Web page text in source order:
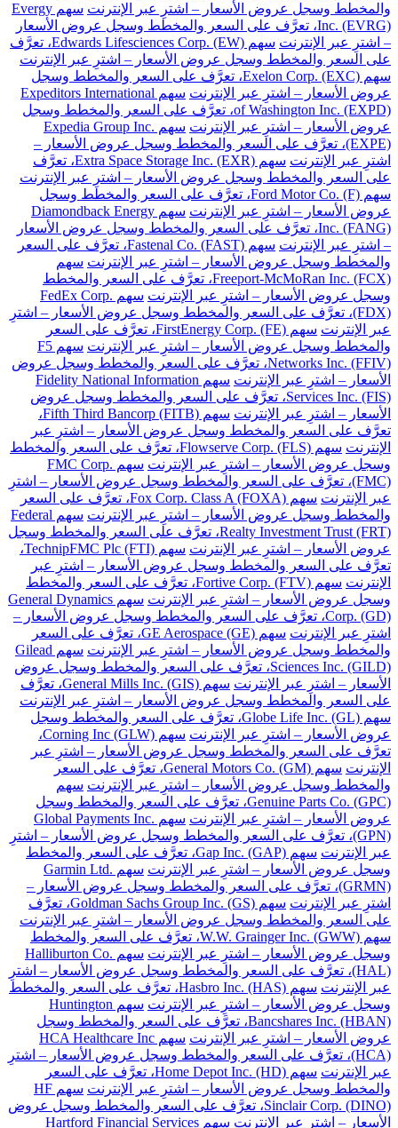
والمخطط وسجل عروض الأسعار – اشترِ عبر الإنترنت
سهم Evergy
Inc. (EVRG)، تعرَّف على السعر والمخطط وسجل عروض الأسعار
– اشترِ عبر الإنترنت
سهم Edwards Lifesciences Corp. (EW)، تعرَّف
على السعر والمخطط وسجل عروض الأسعار – اشترِ عبر الإنترنت
سهم Exelon Corp. (EXC)، تعرَّف على السعر والمخطط وسجل
عروض الأسعار – اشترِ عبر الإنترنت
سهم Expeditors International
of Washington Inc. (EXPD)، تعرَّف على السعر والمخطط وسجل
عروض الأسعار – اشترِ عبر الإنترنت
سهم Expedia Group Inc.
(EXPE)، تعرَّف على السعر والمخطط وسجل عروض الأسعار –
اشترِ عبر الإنترنت
سهم Extra Space Storage Inc. (EXR)، تعرَّف
على السعر والمخطط وسجل عروض الأسعار – اشترِ عبر الإنترنت
سهم Ford Motor Co. (F)، تعرَّف على السعر والمخطط وسجل
عروض الأسعار – اشترِ عبر الإنترنت
سهم Diamondback Energy
Inc. (FANG)، تعرَّف على السعر والمخطط وسجل عروض الأسعار
– اشترِ عبر الإنترنت
سهم Fastenal Co. (FAST)، تعرَّف على السعر
والمخطط وسجل عروض الأسعار – اشترِ عبر الإنترنت سهم
Freeport-McMoRan Inc. (FCX)، تعرَّف على السعر والمخطط
وسجل عروض الأسعار – اشترِ عبر الإنترنت
سهم FedEx Corp.
(FDX)، تعرَّف على السعر والمخطط وسجل عروض الأسعار – اشترِ
عبر الإنترنت
سهم FirstEnergy Corp. (FE)، تعرَّف على السعر
والمخطط وسجل عروض الأسعار – اشترِ عبر الإنترنت
سهم F5
Networks Inc. (FFIV)، تعرَّف على السعر والمخطط وسجل عروض
الأسعار – اشترِ عبر الإنترنت
سهم Fidelity National Information
Services Inc. (FIS)، تعرَّف على السعر والمخطط وسجل عروض
الأسعار – اشترِ عبر الإنترنت
سهم Fifth Third Bancorp (FITB)،
تعرَّف على السعر والمخطط وسجل عروض الأسعار – اشترِ عبر
الإنترنت
سهم Flowserve Corp. (FLS)، تعرَّف على السعر والمخطط
وسجل عروض الأسعار – اشترِ عبر الإنترنت
سهم FMC Corp.
(FMC)، تعرَّف على السعر والمخطط وسجل عروض الأسعار – اشترِ
عبر الإنترنت
سهم Fox Corp. Class A (FOXA)، تعرَّف على السعر
والمخطط وسجل عروض الأسعار – اشترِ عبر الإنترنت
سهم Federal
Realty Investment Trust (FRT)، تعرَّف على السعر والمخطط وسجل
عروض الأسعار – اشترِ عبر الإنترنت
سهم TechnipFMC Plc (FTI)،
تعرَّف على السعر والمخطط وسجل عروض الأسعار – اشترِ عبر
الإنترنت
سهم Fortive Corp. (FTV)، تعرَّف على السعر والمخطط
وسجل عروض الأسعار – اشترِ عبر الإنترنت
سهم General Dynamics
Corp. (GD)، تعرَّف على السعر والمخطط وسجل عروض الأسعار –
اشترِ عبر الإنترنت
سهم GE Aerospace (GE)، تعرَّف على السعر
والمخطط وسجل عروض الأسعار – اشترِ عبر الإنترنت
سهم Gilead
Sciences Inc. (GILD)، تعرَّف على السعر والمخطط وسجل عروض
الأسعار – اشترِ عبر الإنترنت
سهم General Mills Inc. (GIS)، تعرَّف
على السعر والمخطط وسجل عروض الأسعار – اشترِ عبر الإنترنت
سهم Globe Life Inc. (GL)، تعرَّف على السعر والمخطط وسجل
عروض الأسعار – اشترِ عبر الإنترنت
سهم Corning Inc (GLW)،
تعرَّف على السعر والمخطط وسجل عروض الأسعار – اشترِ عبر
الإنترنت
سهم General Motors Co. (GM)، تعرَّف على السعر
والمخطط وسجل عروض الأسعار – اشترِ عبر الإنترنت سهم
Genuine Parts Co. (GPC)، تعرَّف على السعر والمخطط وسجل
عروض الأسعار – اشترِ عبر الإنترنت
سهم Global Payments Inc.
(GPN)، تعرَّف على السعر والمخطط وسجل عروض الأسعار – اشترِ
عبر الإنترنت
سهم Gap Inc. (GAP)، تعرَّف على السعر والمخطط
وسجل عروض الأسعار – اشترِ عبر الإنترنت
سهم Garmin Ltd.
(GRMN)، تعرَّف على السعر والمخطط وسجل عروض الأسعار –
اشترِ عبر الإنترنت
سهم Goldman Sachs Group Inc. (GS)، تعرَّف
على السعر والمخطط وسجل عروض الأسعار – اشترِ عبر الإنترنت
سهم W.W. Grainger Inc. (GWW)، تعرَّف على السعر والمخطط
وسجل عروض الأسعار – اشترِ عبر الإنترنت
سهم Halliburton Co.
(HAL)، تعرَّف على السعر والمخطط وسجل عروض الأسعار – اشترِ
عبر الإنترنت
سهم Hasbro Inc. (HAS)، تعرَّف على السعر والمخطط
وسجل عروض الأسعار – اشترِ عبر الإنترنت
سهم Huntington
Bancshares Inc. (HBAN)، تعرَّف على السعر والمخطط وسجل
عروض الأسعار – اشترِ عبر الإنترنت
سهم HCA Healthcare Inc
(HCA)، تعرَّف على السعر والمخطط وسجل عروض الأسعار – اشترِ
عبر الإنترنت
سهم Home Depot Inc. (HD)، تعرَّف على السعر
والمخطط وسجل عروض الأسعار – اشترِ عبر الإنترنت
سهم HF
Sinclair Corp. (DINO)، تعرَّف على السعر والمخطط وسجل عروض
الأسعار – اشترِ عبر الإنترنت
سهم Hartford Financial Services